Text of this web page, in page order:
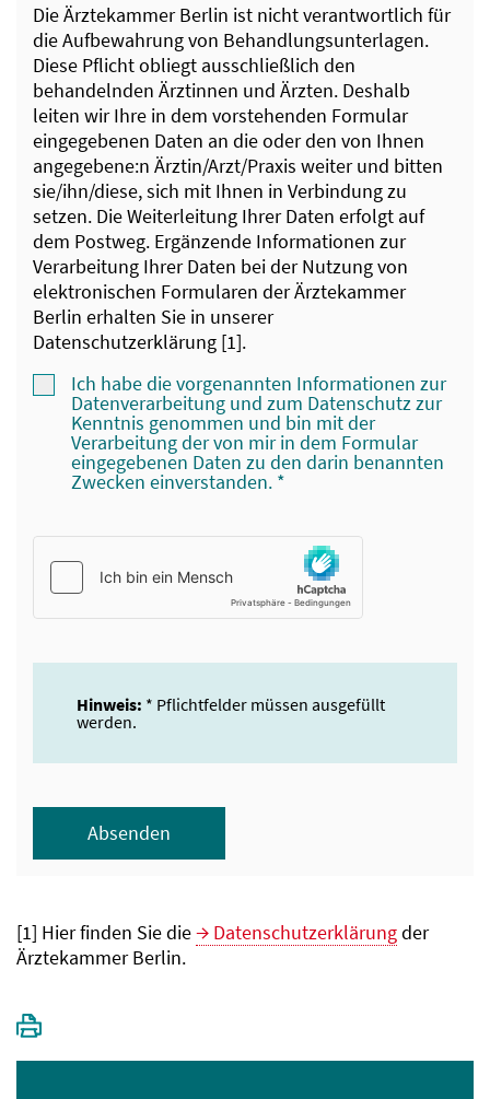
Die Ärztekammer Berlin ist nicht verantwortlich für
die Aufbewahrung von Behandlungsunterlagen.
Diese Pflicht obliegt ausschließlich den
behandelnden Ärztinnen und Ärzten. Deshalb
leiten wir Ihre in dem vorstehenden Formular
eingegebenen Daten an die oder den von Ihnen
angegebene:n Ärztin/Arzt/Praxis weiter und bitten
sie/ihn/diese, sich mit Ihnen in Verbindung zu
setzen. Die Weiterleitung Ihrer Daten erfolgt auf
dem Postweg. Ergänzende Informationen zur
Verarbeitung Ihrer Daten bei der Nutzung von
elektronischen Formularen der Ärztekammer
Berlin erhalten Sie in unserer
Datenschutzerklärung [1].
Ich habe die vorgenannten Informationen zur
Datenverarbeitung und zum Datenschutz zur
Kenntnis genommen und bin mit der
Verarbeitung der von mir in dem Formular
eingegebenen Daten zu den darin benannten
Zwecken einverstanden. *
Hinweis: * Pflichtfelder müssen ausgefüllt
werden.
Absenden
[1] Hier finden Sie die Datenschutzerklärungder
Ärztekammer Berlin.